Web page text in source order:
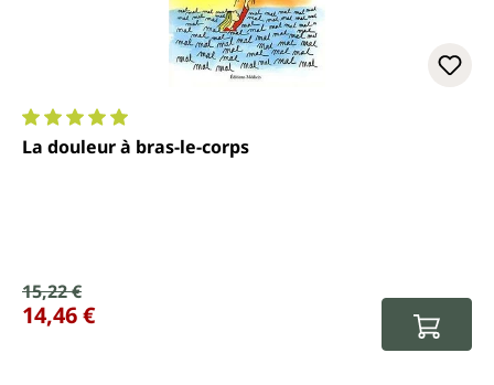
Note moyenne de 5 sur 5 étoiles
La douleur à bras-le-corps
Prix de vente :
Prix régulier :
15,22 €
14,46 €